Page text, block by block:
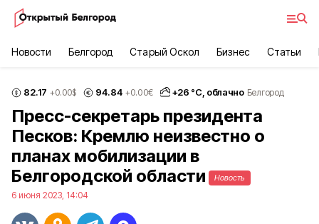
Новости Белгород Старый Оскол Бизнес Статьи
82.17 +0.00$ 94.84 +0.00€ +26 °С, облачно Белгород
Пресс-секретарь президента
Песков: Кремлю неизвестно о
планах мобилизации в
Белгородской области
Новость
6 июня 2023, 14:04